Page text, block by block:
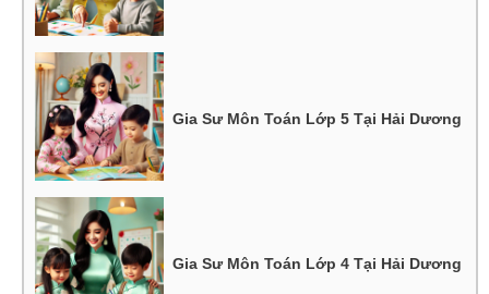
Gia Sư Môn Toán Lớp 5 Tại Hải Dương
Gia Sư Môn Toán Lớp 4 Tại Hải Dương